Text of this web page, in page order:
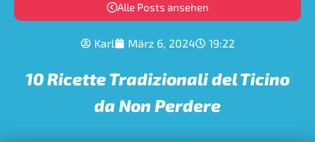
Alle Posts ansehen
Karl März 6, 2024 19:22
10 Ricette Tradizionali del Ticino
da Non Perdere